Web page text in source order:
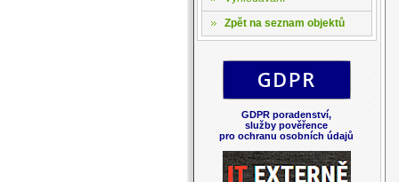
Zpět na seznam objektů
GDPR poradenství,
služby pověřence
pro ochranu osobních údajů